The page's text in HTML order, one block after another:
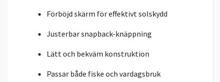
Förböjd skärm för effektivt solskydd
Justerbar snapback-knäppning
Lätt och bekväm konstruktion
Passar både fiske och vardagsbruk